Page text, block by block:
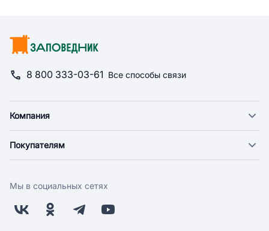
8 800 333-03-61 Все способы связи
Компания
Новости
Поставщикам
Заводчикам
Покупателям
Оплата
Бонусная программа
Мы в социальных сетях